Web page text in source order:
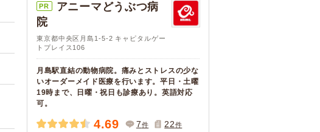
PR
アニーマどうぶつ病
院
東京都中央区月島1-5-2 キャピタルゲー
トプレイス106
月島駅直結の動物病院。痛みとストレスの少な
いオーダーメイド医療を行います。平日・土曜
19時まで、日曜・祝日も診療あり。英語対応
可。
4.69 7件 22件